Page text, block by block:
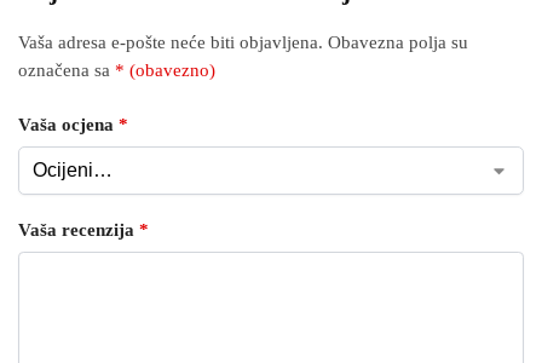
Vaša adresa e-pošte neće biti objavljena. Obavezna polja su
označena sa * (obavezno)
Vaša ocjena *
Vaša recenzija *